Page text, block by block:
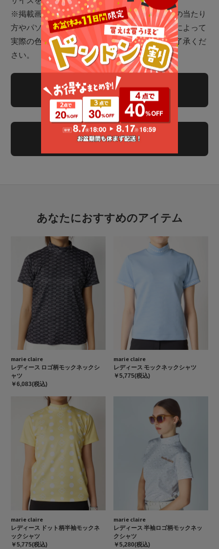
※掲載画像に関しましては、屋外や屋内での光の当たり
方やパソコンやスマートフォンなどの閲覧環境によって
実際の色味と異なる場合がございます。予めご了承くだ
さい。
商品についてのお問い合わせ
レビューを書く
あなたにおすすめのアイテム
marie claire
レディース ロゴ柄モックネックシ
ャツ
￥6,083(税込)
marie claire
レディース モックネックシャツ
￥5,775(税込)
marie claire
レディース ドット柄半袖モックネ
ックシャツ
￥5,775(税込)
marie claire
レディース 半袖ロゴ柄モックネッ
クシャツ
￥5,280(税込)